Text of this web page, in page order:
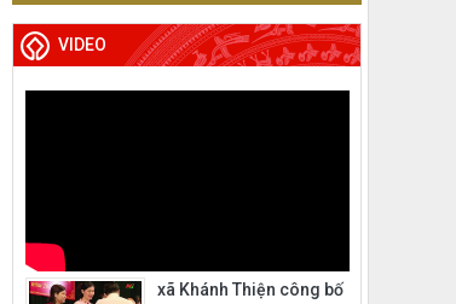
VIDEO
xã Khánh Thiện công bố